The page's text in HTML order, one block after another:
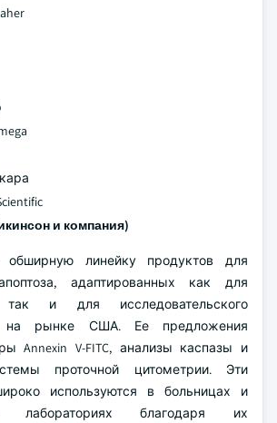
и компания)
обширную линейку продуктов для
адаптированных как для
так и для исследовательского
на рынке США. Ее предложения
Annexin V-FITC, анализы каспазы и
проточной цитометрии. Эти
используются в больницах и
лабораториях благодаря их